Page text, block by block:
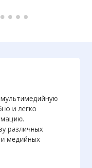
и легко
различных
медийных